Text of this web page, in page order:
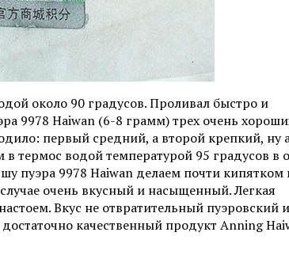
около 90 градусов. Проливал быстро и
9978 Haiwan (6-8 грамм) трех очень
первый средний, а второй крепкий, ну
термос водой температурой 95 градусов в
пуэра 9978 Haiwan делаем почти кипятком
очень вкусный и насыщенный. Легкая
Вкус не отвратительный пуэровский и
качественный продукт Anning